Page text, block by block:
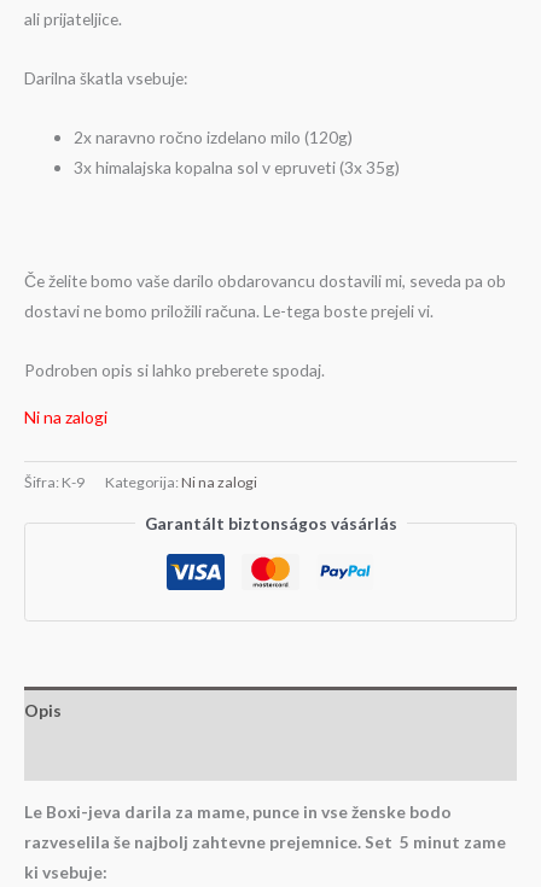
ali prijateljice.
Darilna škatla vsebuje:
2x naravno ročno izdelano milo (120g)
3x himalajska kopalna sol v epruveti (3x 35g)
Če želite bomo vaše darilo obdarovancu dostavili mi, seveda pa ob
dostavi ne bomo priložili računa. Le-tega boste prejeli vi.
Podroben opis si lahko preberete spodaj.
Ni na zalogi
Šifra: K-9 Kategorija: Ni na zalogi
Garantált biztonságos vásárlás
Opis
Le Boxi-jeva darila za mame, punce in vse ženske bodo
razveselila še najbolj zahtevne prejemnice. Set 5 minut zame
ki vsebuje: